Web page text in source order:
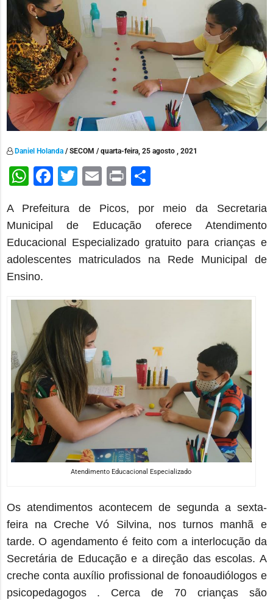
Daniel Holanda/ SECOM / quarta-feira, 25 agosto , 2021
WhatsApp
Facebook
Twitter
Email
PrintShare
A Prefeitura de Picos, por meio da Secretaria
Municipal de Educação oferece Atendimento
Educacional Especializado gratuito para crianças e
adolescentes matriculados na Rede Municipal de
Ensino.
Atendimento Educacional Especializado
Os atendimentos acontecem de segunda a sexta-
feira na Creche Vó Silvina, nos turnos manhã e
tarde. O agendamento é feito com a interlocução da
Secretária de Educação e a direção das escolas. A
creche conta auxílio profissional de fonoaudiólogos e
psicopedagogos . Cerca de 70 crianças são